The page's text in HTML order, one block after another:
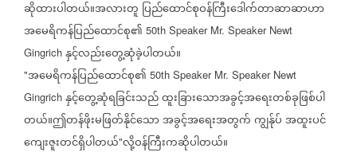
ဆိုထားပါတယ်။အလားတူ ပြည်ထောင်စုဝန်ကြီးဒေါက်တာဆာဆာဟာ
အမေရိကန်ပြည်ထောင်စု၏ 50th Speaker Mr. Speaker Newt
Gingrich နှင့်လည်းတွေ့ဆုံခဲ့ပါတယ်။
"အမေရိကန်ပြည်ထောင်စု၏ 50th Speaker Mr. Speaker Newt
Gingrich နှင့်တွေ့ဆုံရခြင်းသည်ထူးခြားသောအခွင့်အရေးတစ်ခုဖြစ်ပါ
တယ်။ဤတန်ဖိုးမဖြတ်နိုင်သောအခွင့်အရေးအတွက်ကျွန်ုပ်အထူးပင်
ကျေးဇူးတင်ရှိပါတယ်"လို့ဝန်ကြီးကဆိုပါတယ်။